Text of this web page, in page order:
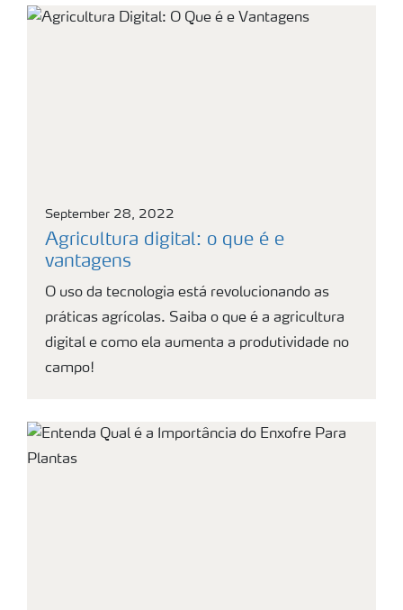
September 28, 2022
Agricultura digital: o que é e
vantagens
O uso da tecnologia está revolucionando as
práticas agrícolas. Saiba o que é a agricultura
digital e como ela aumenta a produtividade no
campo!